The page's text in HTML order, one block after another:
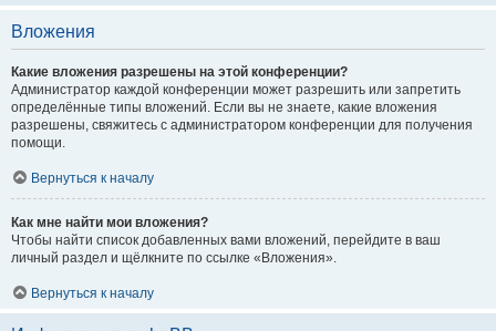
Вложения
Какие вложения разрешены на этой конференции?
Администратор каждой конференции может разрешить или запретить
определённые типы вложений. Если вы не знаете, какие вложения
разрешены, свяжитесь с администратором конференции для получения
помощи.
Вернуться к началу
Как мне найти мои вложения?
Чтобы найти список добавленных вами вложений, перейдите в ваш
личный раздел и щёлкните по ссылке «Вложения».
Вернуться к началу